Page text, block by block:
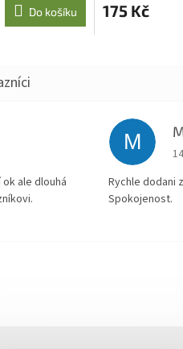
Do košíku 175 Kč
je 4 z 5 hvězdiček.
ale dlouhá
M
Rychle dodani
Spokojenost.